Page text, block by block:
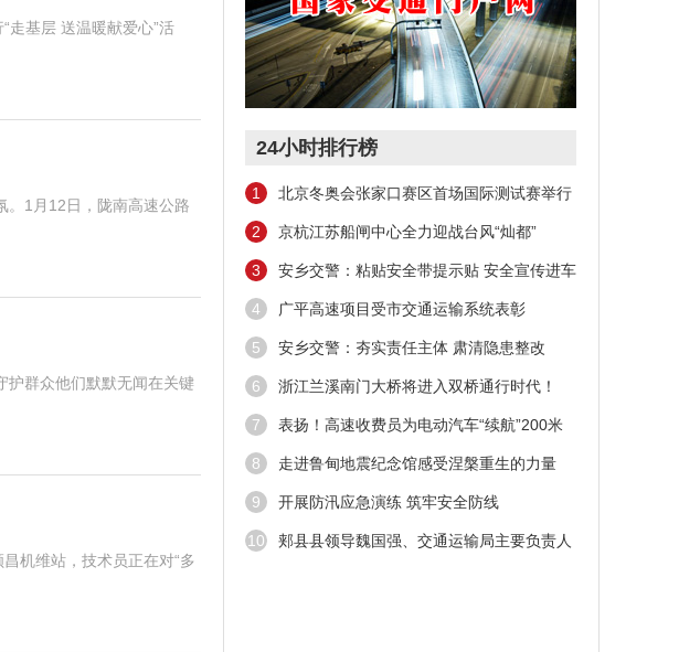
走基层 送温暖献爱心”活
。1月12日，陇南高速公路
护群众他们默默无闻在关键
机维站，技术员正在对“多
24小时排行榜
1
北京冬奥会张家口赛区首场国际测试赛举行
2
京杭江苏船闸中心全力迎战台风“灿都”
3
安乡交警：粘贴安全带提示贴 安全宣传进车
4
广平高速项目受市交通运输系统表彰
5 安乡交警：夯实责任主体 肃清隐患整改
6 浙江兰溪南门大桥将进入双桥通行时代！
7 表扬！高速收费员为电动汽车“续航”200米
8 走进鲁甸地震纪念馆感受涅槃重生的力量
9 开展防汛应急演练 筑牢安全防线
10
郏县县领导魏国强、交通运输局主要负责人